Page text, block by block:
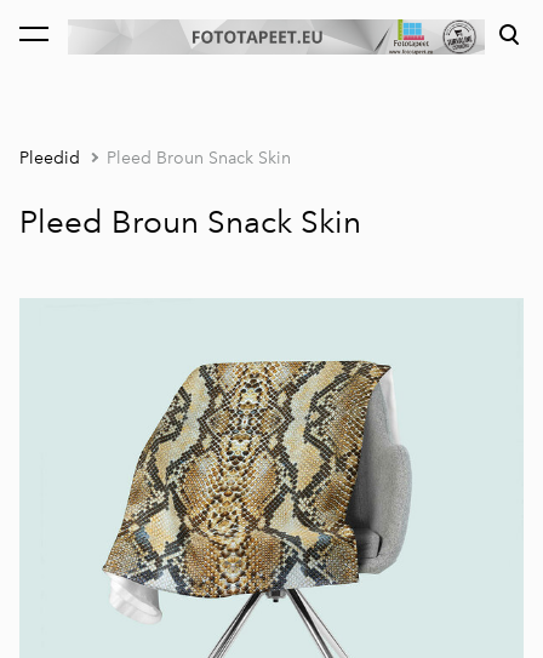
lisati ostukorvi. Vaata ostukorvi
Pleedid Pleed Broun Snack Skin
Pleed Broun Snack Skin